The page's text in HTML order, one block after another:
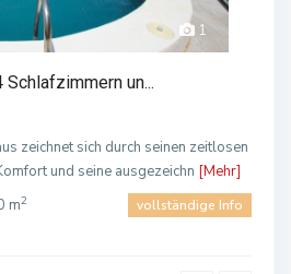
1
un...
zeichnet sich durch seinen zeitlosen
und seine ausgezeichn [Mehr]
m2 vollständige Info